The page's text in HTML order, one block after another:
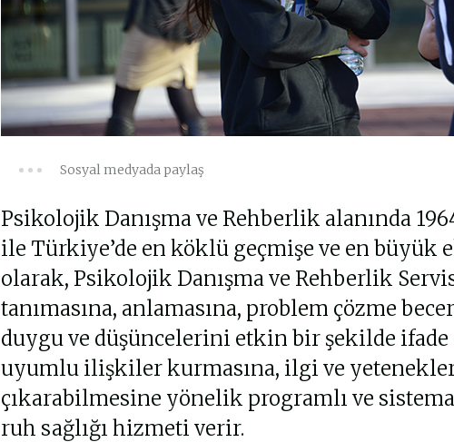
Sosyal medyada paylaş
Psikolojik Danışma ve Rehberlik alanında
ile Türkiye’de en köklü geçmişe ve en
olarak, Psikolojik Danışma ve Rehberlik
tanımasına, anlamasına, problem çözme
duygu ve düşüncelerini etkin bir şekilde ifade
uyumlu ilişkiler kurmasına, ilgi ve
çıkarabilmesine yönelik programlı ve
ruh sağlığı hizmeti verir.